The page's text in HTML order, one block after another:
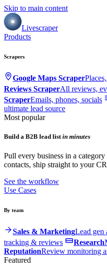
Skip to main content
Livescraper
Products
Scrapers
Google Maps Scraper
Reviews ScraperAll reviews,
ScraperEmails, phones, socials
ultimate lead source
Most popular
Build a B2B lead listin minutes
Pull every business in a
contacts, ship straight to your
See the workflow
Use Cases
By team
Sales & MarketingLead gen
tracking & reviews
Research
ReputationReview monitoring
Featured